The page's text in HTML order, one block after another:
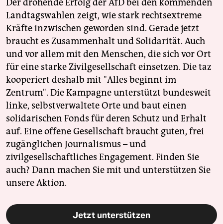
Der drohende Erfolg der AfD bei den kommenden
Landtagswahlen zeigt, wie stark rechtsextreme
Kräfte inzwischen geworden sind. Gerade jetzt
braucht es Zusammenhalt und Solidarität. Auch
und vor allem mit den Menschen, die sich vor Ort
für eine starke Zivilgesellschaft einsetzen. Die taz
kooperiert deshalb mit "Alles beginnt im
Zentrum". Die Kampagne unterstützt bundesweit
linke, selbstverwaltete Orte und baut einen
solidarischen Fonds für deren Schutz und Erhalt
auf. Eine offene Gesellschaft braucht guten, frei
zugänglichen Journalismus – und
zivilgesellschaftliches Engagement. Finden Sie
auch? Dann machen Sie mit und unterstützen Sie
unsere Aktion.
Jetzt unterstützen